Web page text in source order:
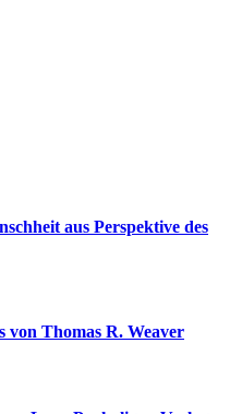
aus Perspektive des
von Thomas R. Weaver